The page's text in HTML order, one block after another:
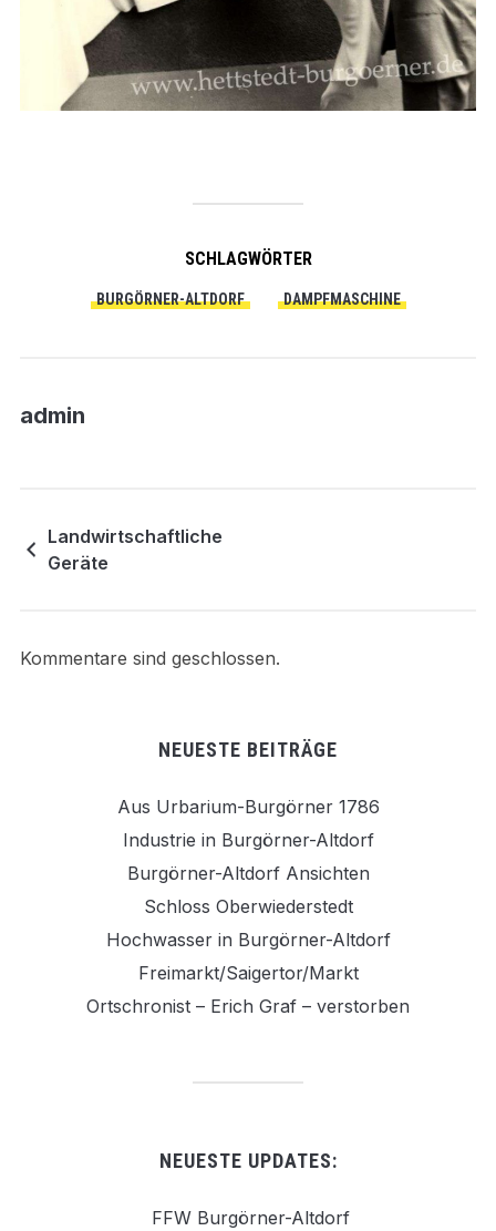
SCHLAGWÖRTER
BURGÖRNER-ALTDORF DAMPFMASCHINE
admin
Landwirtschaftliche
Geräte
Kommentare sind geschlossen.
NEUESTE BEITRÄGE
Aus Urbarium-Burgörner 1786
Industrie in Burgörner-Altdorf
Burgörner-Altdorf Ansichten
Schloss Oberwiederstedt
Hochwasser in Burgörner-Altdorf
Freimarkt/Saigertor/Markt
Ortschronist – Erich Graf – verstorben
NEUESTE UPDATES:
FFW Burgörner-Altdorf